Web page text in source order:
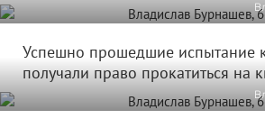
Успешно прошедшие испытание
получали право прокатиться на